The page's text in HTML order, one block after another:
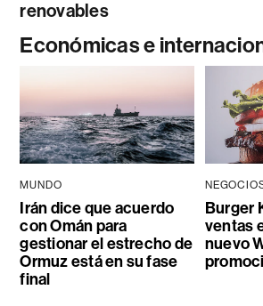
renovables
Económicas e
MUNDO
Irán dice que acuerdo
con Omán para
gestionar el estrecho de
Ormuz está en su fase
final
Burger
ventas
nuevo